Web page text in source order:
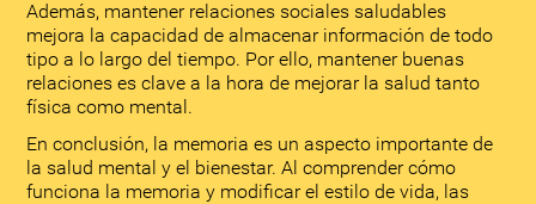
Además, mantener relaciones sociales saludables
mejora la capacidad de almacenar información de todo
tipo a lo largo del tiempo. Por ello, mantener buenas
relaciones es clave a la hora de mejorar la salud tanto
física como mental.
En conclusión, la memoria es un aspecto importante de
la salud mental y el bienestar. Al comprender cómo
funciona la memoria y modificar el estilo de vida, las